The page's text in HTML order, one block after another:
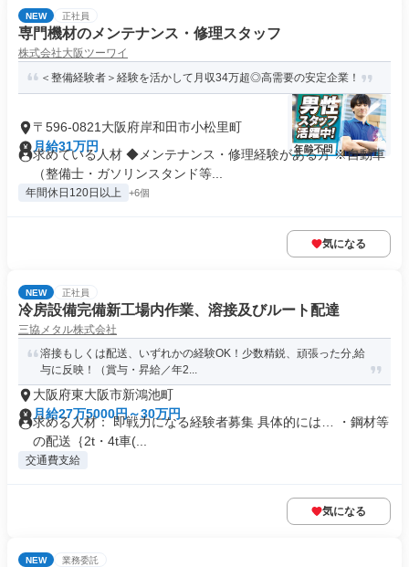
NEW 正社員
専門機材のメンテナンス・修理スタッフ
株式会社大阪ツーワイ
＜整備経験者＞経験を活かして月収34万超◎高需要の安定企業！
〒596-0821大阪府岸和田市小松里町
月給31万円
求めている人材 ◆メンテナンス・修理経験がある方 ※自動車
（整備士・ガソリンスタンド等...
年間休日120日以上 +6個
気になる
NEW 正社員
冷房設備完備新工場内作業、溶接及びルート配達
三協メタル株式会社
溶接もしくは配送、いずれかの経験OK！少数精鋭、頑張った分,給
与に反映！（賞与・昇給／年2...
大阪府東大阪市新鴻池町
月給27万5000円～30万円
求める人材： 即戦力になる経験者募集 具体的には… ・鋼材等
の配送｛2t・4t車(...
交通費支給
気になる
NEW 業務委託